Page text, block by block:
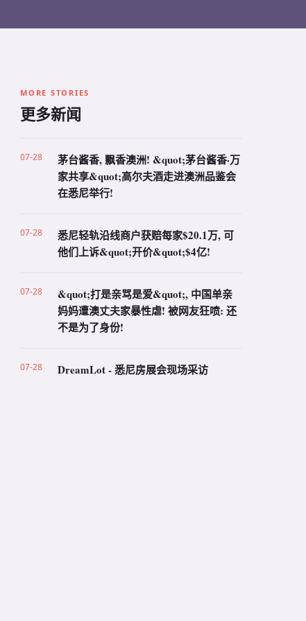
MORE STORIES
更多新闻
07-28
茅台酱香, 飘香澳洲! &quot;茅台酱香·万
家共享&quot;高尔夫酒走进澳洲品鉴会
在悉尼举行!
07-28
悉尼轻轨沿线商户获赔每家$20.1万, 可
他们上诉&quot;开价&quot;$4亿!
07-28
&quot;打是亲骂是爱&quot;, 中国单亲
妈妈遭澳丈夫家暴性虐! 被网友狂喷: 还
不是为了身份!
07-28 DreamLot - 悉尼房展会现场采访